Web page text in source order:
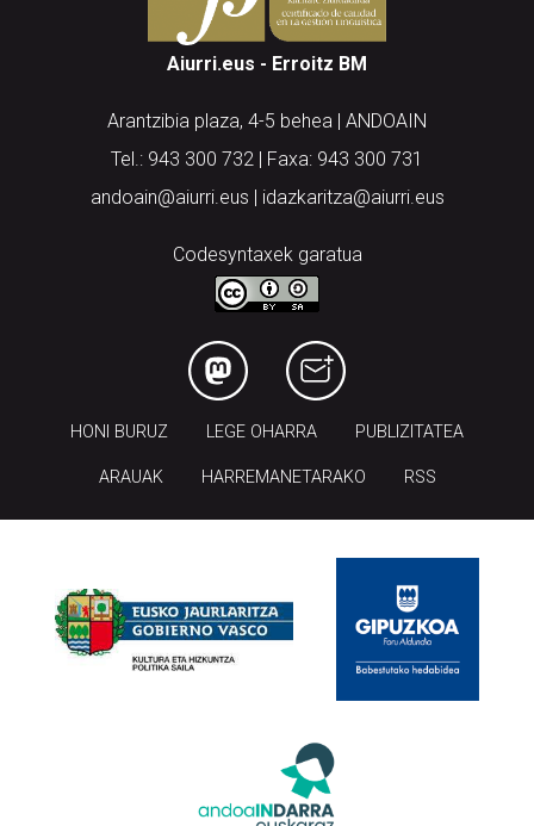
Aiurri.eus - Erroitz BM
Arantzibia plaza, 4-5 behea | ANDOAIN
Tel.: 943 300 732 | Faxa: 943 300 731
andoain@aiurri.eus | idazkaritza@aiurri.eus
Codesyntaxek garatua
HONI BURUZ LEGE OHARRA PUBLIZITATEA
ARAUAK HARREMANETARAKO RSS